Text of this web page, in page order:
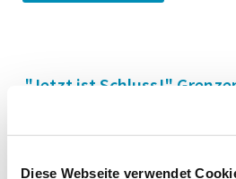
Diese Webseite verwendet
"Jetzt ist Schluss!"